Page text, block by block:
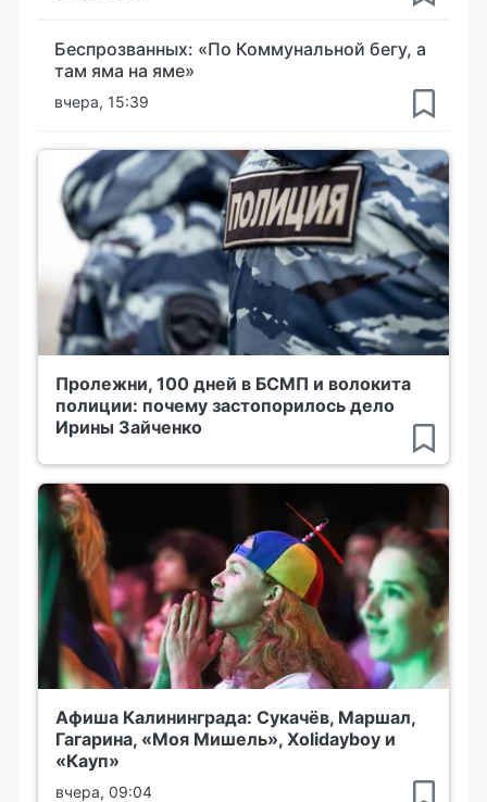
Беспрозванных: «По Коммунальной бегу, а
там яма на яме»
вчера, 15:39
Пролежни, 100 дней в БСМП и волокита
полиции: почему застопорилось дело
Ирины Зайченко
Афиша Калининграда: Сукачёв, Маршал,
Гагарина, «Моя Мишель», Xolidayboy и
«Кауп»
вчера, 09:04